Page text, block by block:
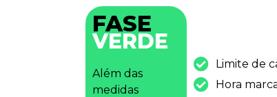
FASE
VERDE
Além das
medidas
Limite de
Hora